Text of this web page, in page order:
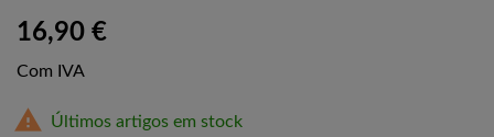
16,90 €
Com IVA

Últimos artigos em stock